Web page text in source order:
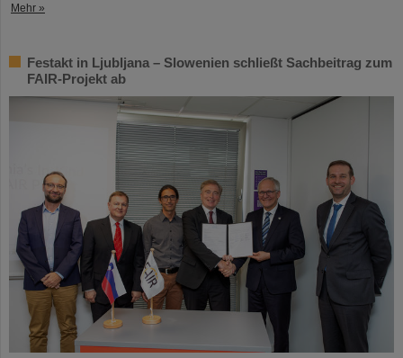
Mehr »
Festakt in Ljubljana – Slowenien schließt Sachbeitrag zum
FAIR-Projekt ab